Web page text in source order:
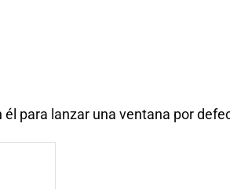
él para lanzar una ventana por